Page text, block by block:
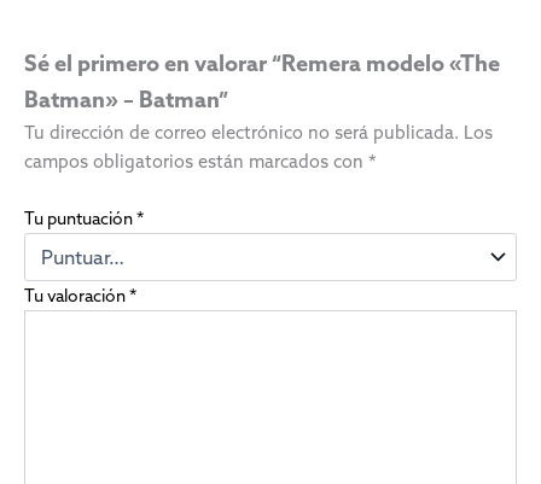
Sé el primero en valorar “Remera modelo «The
Batman» – Batman”
Tu dirección de correo electrónico no será publicada. Los
campos obligatorios están marcados con *
Tu puntuación*
Tu valoración*